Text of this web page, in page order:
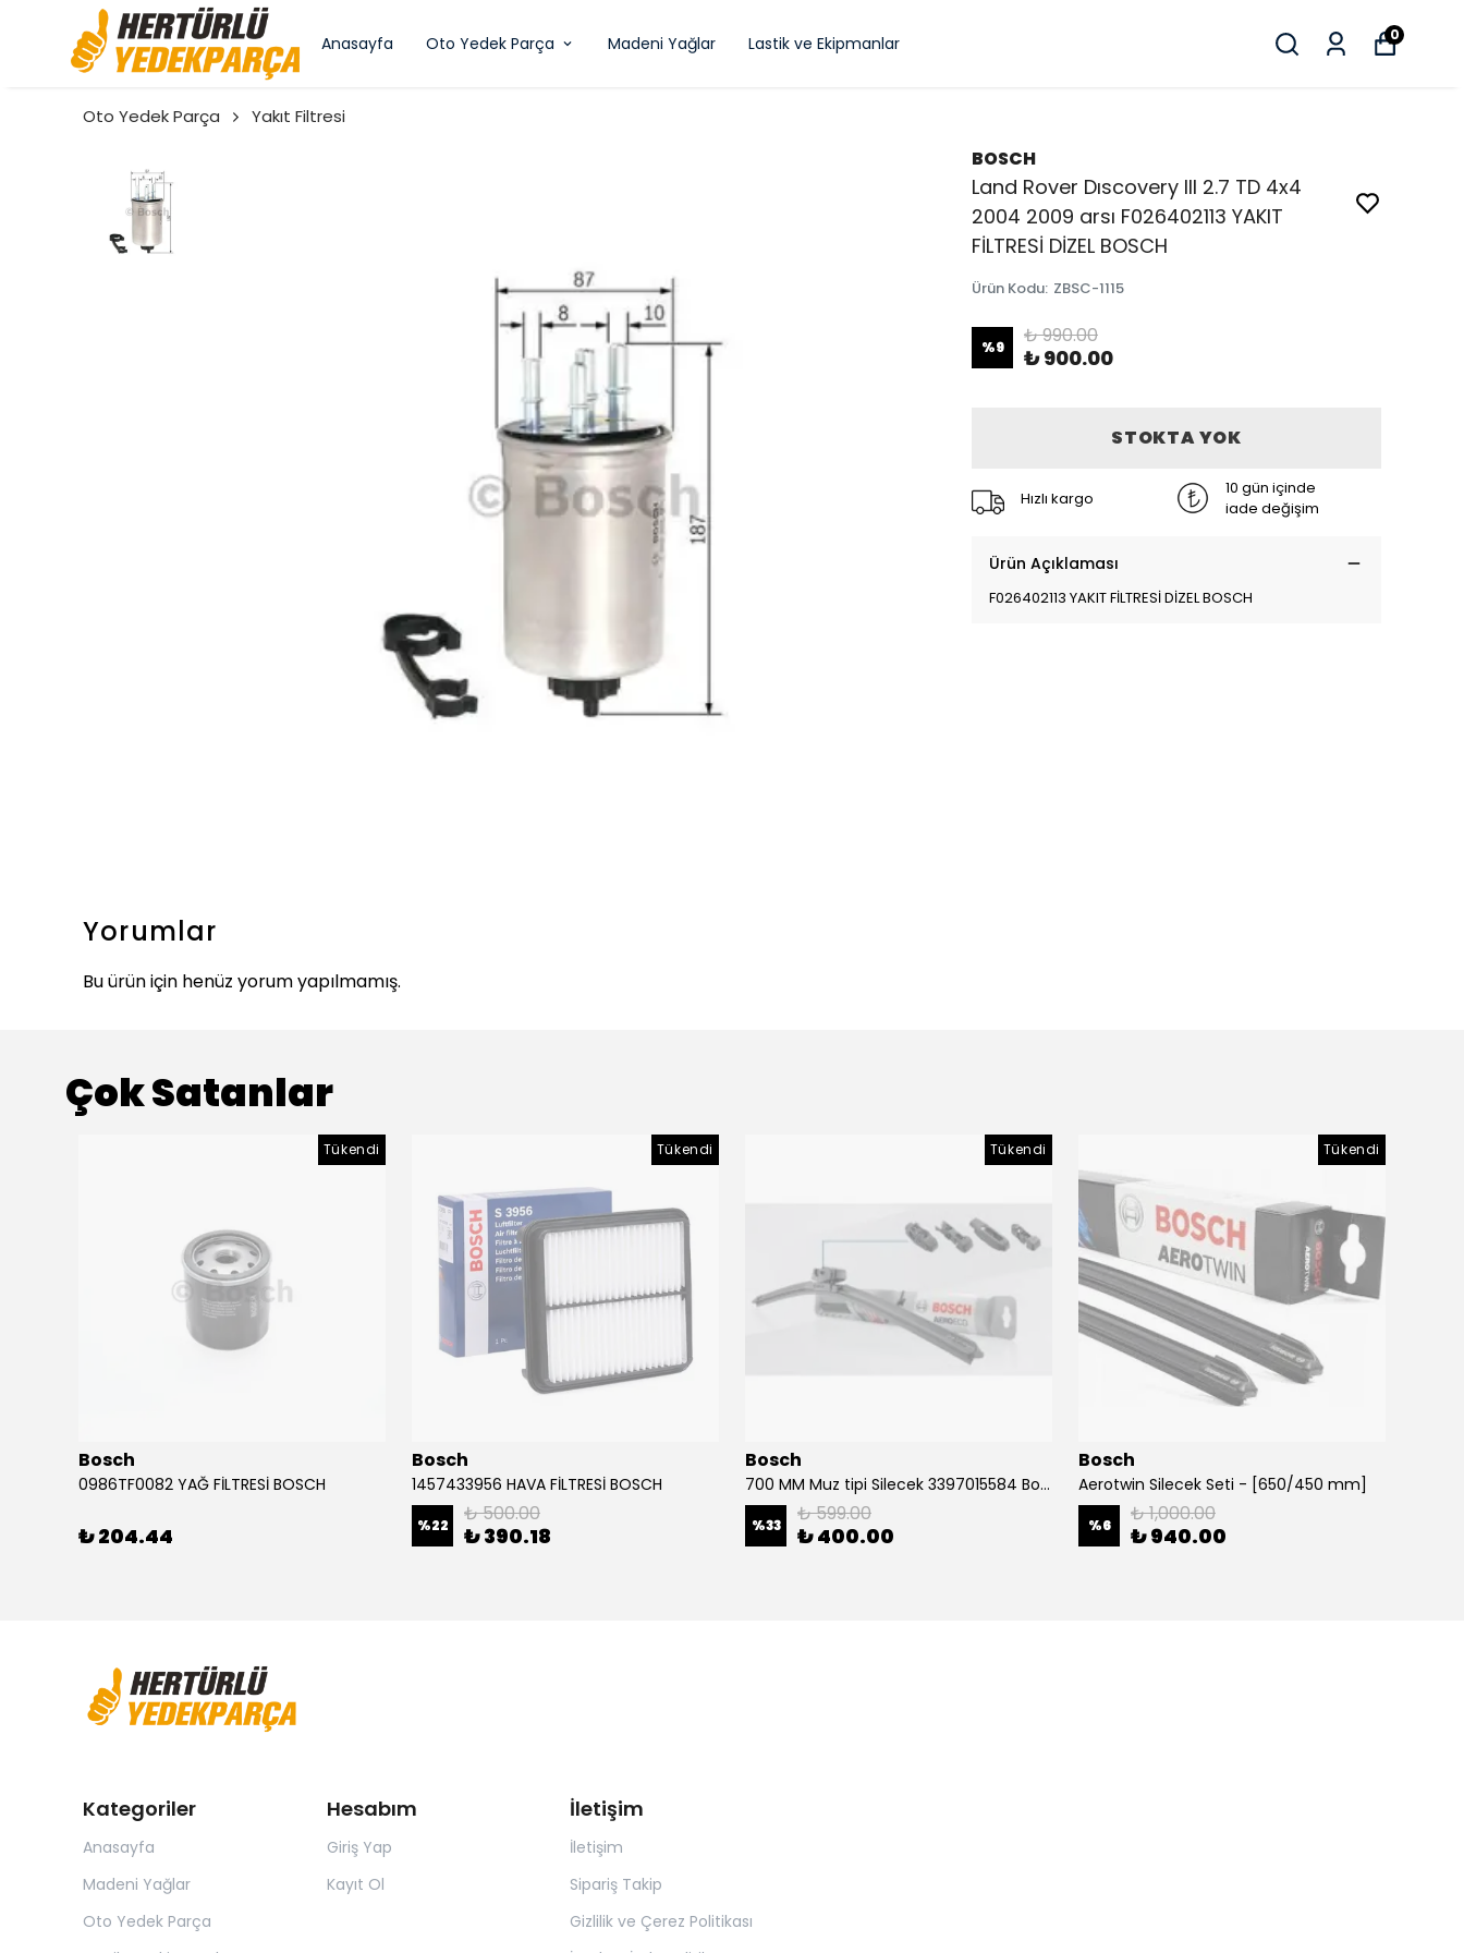
Anasayfa Oto Yedek Parça Madeni Yağlar Lastik ve Ekipmanlar 0
Oto Yedek Parça Yakıt Filtresi
BOSCH
Land Rover Dıscovery III 2.7 TD 4x4
2004 2009 arsı F026402113 YAKIT
FİLTRESİ DİZEL BOSCH
Ürün Kodu: ZBSC-1115
%9 ₺ 990.00
₺ 900.00
STOKTA YOK
Hızlı kargo
10 gün içinde
iade değişim
Ürün Açıklaması
F026402113 YAKIT FİLTRESİ DİZEL BOSCH
Yorumlar
Bu ürün için henüz yorum yapılmamış.
Çok Satanlar
Tükendi
Bosch
0986TF0082 YAĞ FİLTRESİ BOSCH
₺ 204.44
Tükendi
Bosch
1457433956 HAVA FİLTRESİ BOSCH
%22 ₺ 500.00
₺ 390.18
Tükendi
Bosch
700 MM Muz tipi Silecek 3397015584 Bosch
%33 ₺ 599.00
₺ 400.00
Tükendi
Bosch
Aerotwin Silecek Seti - [650/450 mm]
%6 ₺ 1,000.00
₺ 940.00
Kategoriler
Anasayfa
Madeni Yağlar
Oto Yedek Parça
Hesabım
Giriş Yap
Kayıt Ol
İletişim
İletişim
Sipariş Takip
Gizlilik ve Çerez Politikası